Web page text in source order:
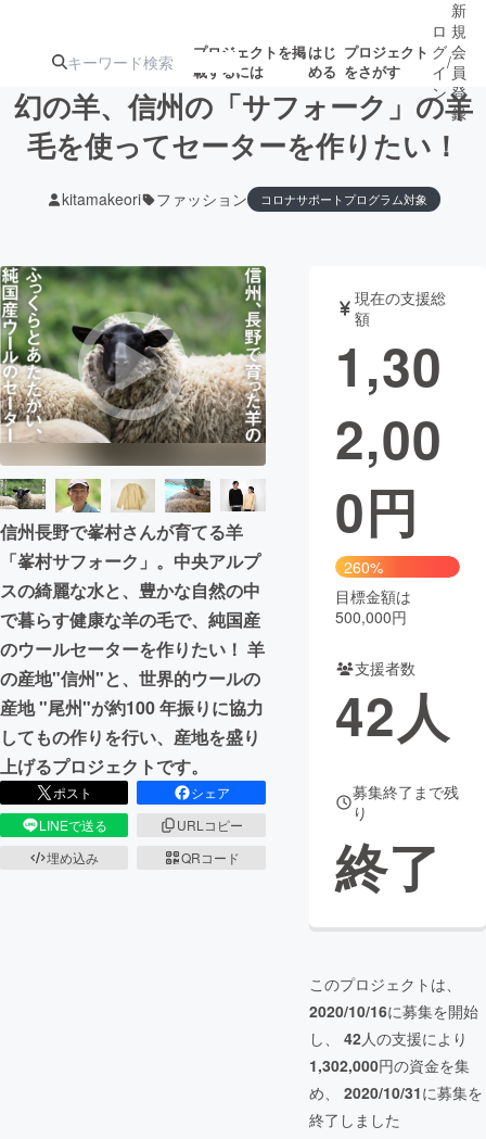
プロジェクトを掲
載するには
はじ
める
プロジェクト
をさがす
ジェクト
ターン
注目の新着プロ
ジェクト
募集終了が近いプ
ロジェクト
もうすぐ公開
されます
アート・写真 音楽
テクノロジー・ガジェット ゲーム・サ
映像・映画
ビジネス・起業
まちづくり・地域活性化
CAMPFIRE for Social Good
CAMPFIRE Creation
CAMPFIREふるさと納税machi-ya コミュニティ
ロ
グ
イ
ン
/
新
規
会
員
登
録
幻の羊、信州の「サフォーク」の羊
毛を使ってセーターを作りたい！
kitamakeori ファッション コロナサポートプログラム対象
信州長野で峯村さんが育てる羊
「峯村サフォーク」。中央アルプ
スの綺麗な水と、豊かな自然の中
で暮らす健康な羊の毛で、純国産
のウールセーターを作りたい！ 羊
の産地"信州"と、世界的ウールの
産地 "尾州"が約100 年振りに協力
してもの作りを行い、産地を盛り
上げるプロジェクトです。
ポスト
シェア
LINEで送る
URLコピー
埋め込み
QRコード
現在の支援総
額
1,30
2,00
0円
260%
目標金額は
500,000円
支援者数
42人
募集終了まで残
り
終了
このプロジェクトは、
2020/10/16に募集を開始
し、 42人の支援により
1,302,000円の資金を集
め、 2020/10/31に募集を
終了しました